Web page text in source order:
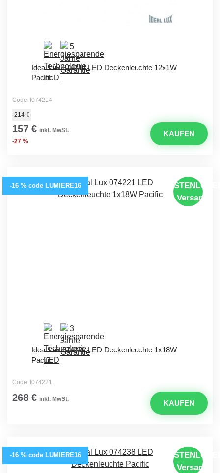
Ideal Lux 074214 LED Deckenleuchte 12x1W
Pacific
Code: I074214
214 €
157 € inkl. MwSt.
-27 %
KAUFEN
-16 % code LUMIERE16
Versand
Ideal Lux 074221 LED Deckenleuchte 1x18W
Pacific
Code: I074221
268 € inkl. MwSt. KAUFEN
-16 % code LUMIERE16
Versand